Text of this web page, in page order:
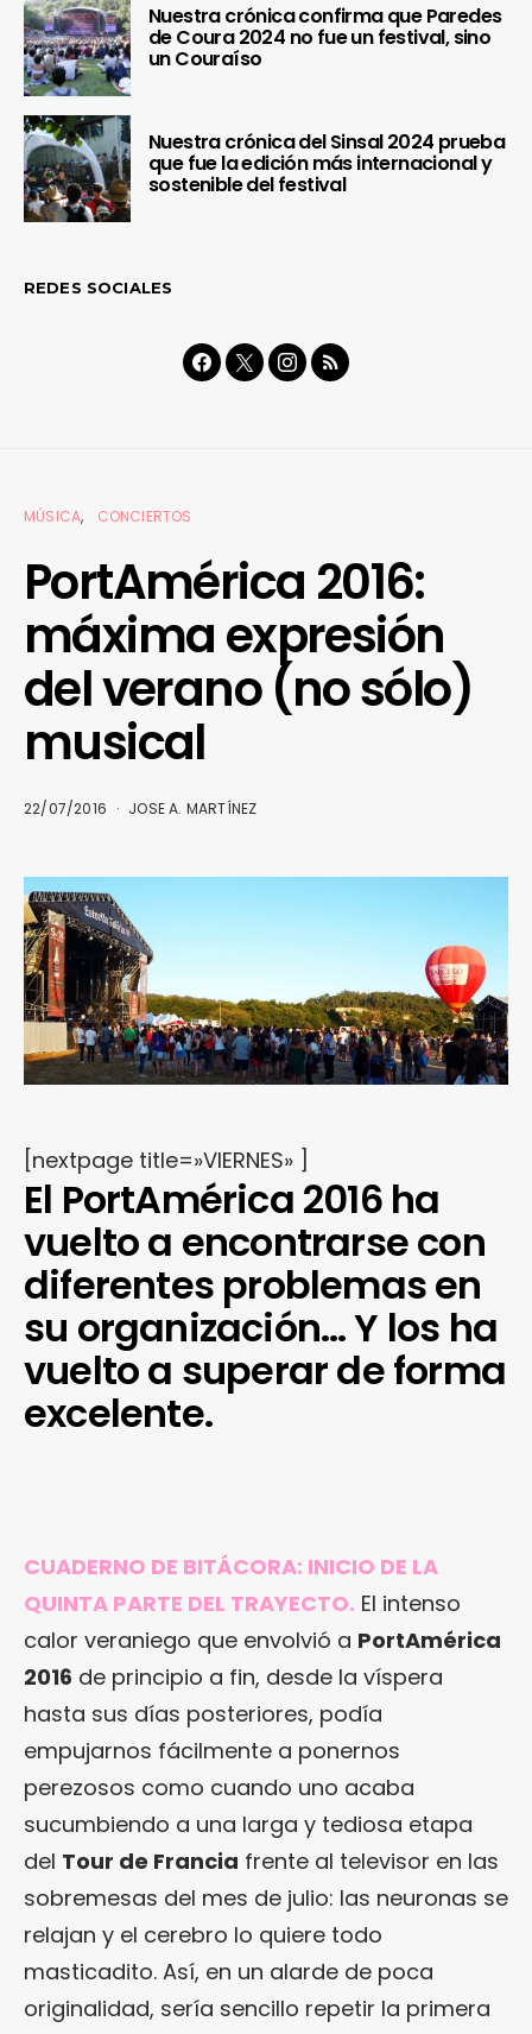
Nuestra crónica confirma que Paredes
de Coura 2024 no fue un festival, sino
un Couraíso
Nuestra crónica del Sinsal 2024 prueba
que fue la edición más internacional y
sostenible del festival
REDES SOCIALES
MÚSICA CONCIERTOS
PortAmérica 2016:
máxima expresión
del verano (no sólo)
musical
22/07/2016 JOSE A. MARTÍNEZ
[nextpage title=»VIERNES» ]
El PortAmérica 2016 ha
vuelto a encontrarse con
diferentes problemas en
su organización… Y los ha
vuelto a superar de forma
excelente.
CUADERNO DE BITÁCORA: INICIO DE LA
QUINTA PARTE DEL TRAYECTO. El intenso
calor veraniego que envolvió a PortAmérica
2016 de principio a fin, desde la víspera
hasta sus días posteriores, podía
empujarnos fácilmente a ponernos
perezosos como cuando uno acaba
sucumbiendo a una larga y tediosa etapa
del Tour de Francia frente al televisor en las
sobremesas del mes de julio: las neuronas se
relajan y el cerebro lo quiere todo
masticadito. Así, en un alarde de poca
originalidad, sería sencillo repetir la primera